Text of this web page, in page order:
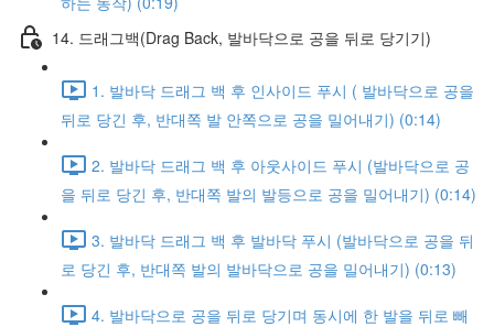
14. 드래그백(Drag Back, 발바닥으로 공을 뒤로 당기기)
1. 발바닥 드래그 백 후 인사이드 푸시 ( 발바닥으로 공을
뒤로 당긴 후, 반대쪽 발 안쪽으로 공을 밀어내기) (0:14)
2. 발바닥 드래그 백 후 아웃사이드 푸시 (발바닥으로 공
을 뒤로 당긴 후, 반대쪽 발의 발등으로 공을 밀어내기) (0:14)
3. 발바닥 드래그 백 후 발바닥 푸시 (발바닥으로 공을 뒤
로 당긴 후, 반대쪽 발의 발바닥으로 공을 밀어내기) (0:13)
4. 발바닥으로 공을 뒤로 당기며 동시에 한 발을 뒤로 빼